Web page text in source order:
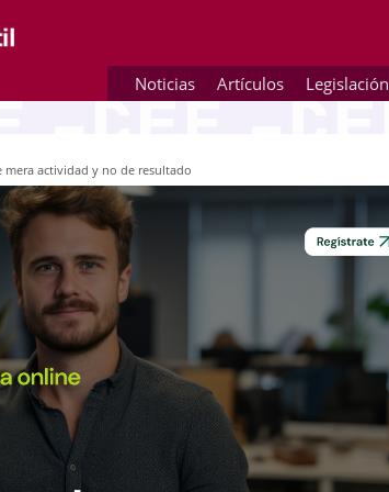
Noticias Artículos Legislación
actividad y no de resultado